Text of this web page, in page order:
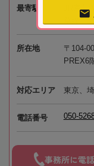
最寄駅
JR京
草線「
所在地
〒104-
PREX6
対応エリア 東京、
電話番号 050-
事務所に電